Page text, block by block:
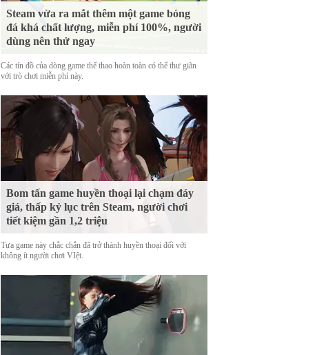
Steam vừa ra mắt thêm một game bóng
đá khá chất lượng, miễn phí 100%, người
dùng nên thử ngay
Các tín đồ của dòng game thể thao hoàn toàn có thể thư giãn
với trò chơi miễn phí này.
Bom tấn game huyền thoại lại chạm đáy
giá, thấp kỷ lục trên Steam, người chơi
tiết kiệm gần 1,2 triệu
Tựa game này chắc chắn đã trở thành huyền thoại đối với
không ít người chơi VIệt.